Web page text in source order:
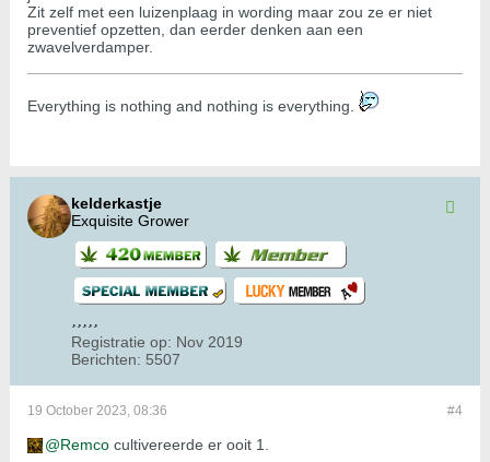
Zit zelf met een luizenplaag in wording maar zou ze er niet
preventief opzetten, dan eerder denken aan een
zwavelverdamper.
​​​​​​Everything is nothing and nothing is everything.
kelderkastje
Exquisite Grower
Registratie op: Nov 2019
Berichten: 5507
#4
19 October 2023, 08:36
Remco cultivereerde er ooit 1.